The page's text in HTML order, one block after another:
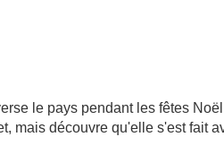
le pays pendant les fêtes
mais découvre qu'elle s'est fait